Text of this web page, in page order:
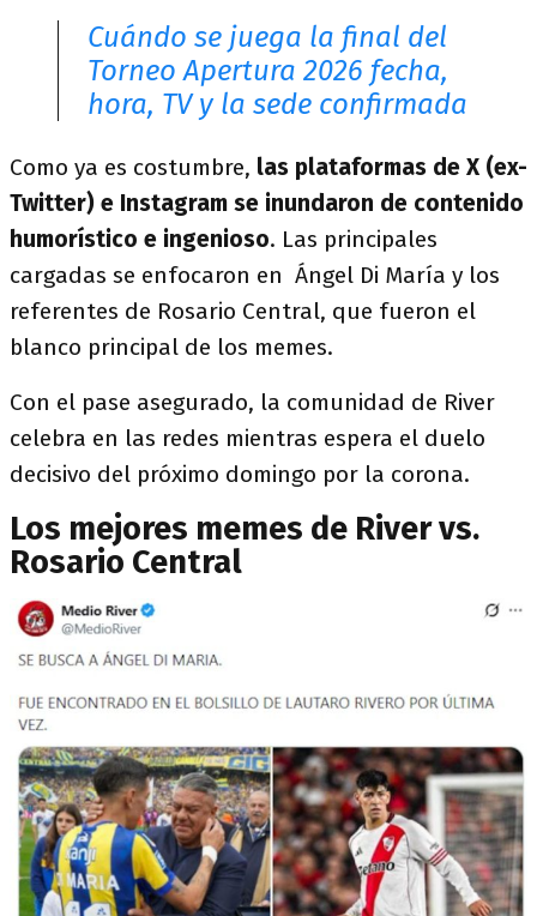
Cuándo se juega la final del
Torneo Apertura 2026 fecha,
hora, TV y la sede confirmada
Como ya es costumbre, las plataformas de X (ex-
Twitter) e Instagram se inundaron de contenido
humorístico e ingenioso. Las principales
cargadas se enfocaron en Ángel Di María y los
referentes de Rosario Central, que fueron el
blanco principal de los memes.
Con el pase asegurado, la comunidad de River
celebra en las redes mientras espera el duelo
decisivo del próximo domingo por la corona.
Los mejores memes de River vs.
Rosario Central